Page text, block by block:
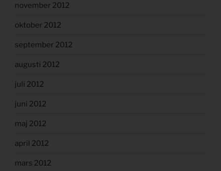
november 2012
oktober 2012
september 2012
augusti 2012
juli 2012
juni 2012
maj 2012
april 2012
mars 2012